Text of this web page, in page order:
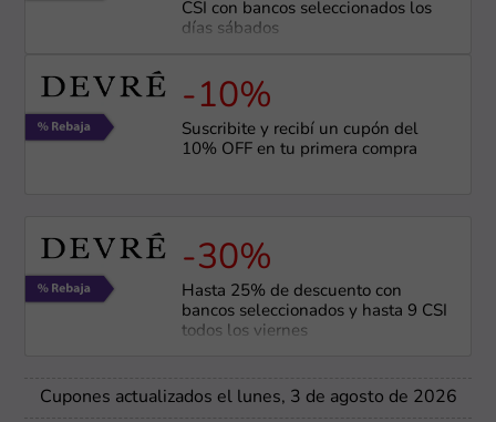
CSI con bancos seleccionados los
días sábados
-10%
Suscribite y recibí un cupón del
10% OFF en tu primera compra
-30%
Hasta 25% de descuento con
bancos seleccionados y hasta 9 CSI
todos los viernes
Cupones actualizados el lunes, 3 de agosto de 2026